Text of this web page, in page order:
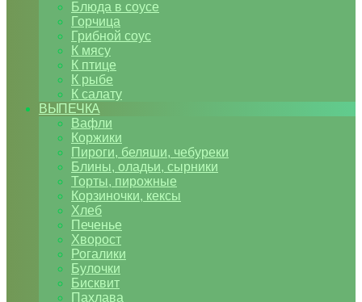
Блюда в соусе
Горчица
Грибной соус
К мясу
К птице
К рыбе
К салату
ВЫПЕЧКА
Вафли
Коржики
Пироги, беляши, чебуреки
Блины, оладьи, сырники
Торты, пирожные
Корзиночки, кексы
Хлеб
Печенье
Хворост
Рогалики
Булочки
Бисквит
Пахлава